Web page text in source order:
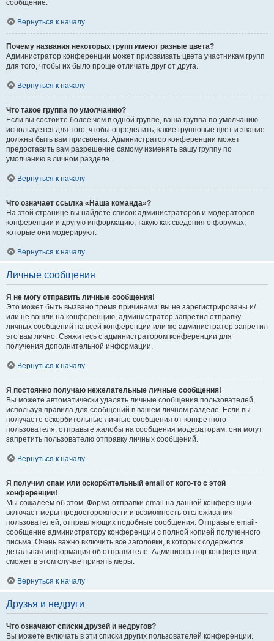
сообщение.
Вернуться к началу
Почему названия некоторых групп имеют разные цвета?
Администратор конференции может присваивать цвета участникам групп
для того, чтобы их было проще отличать друг от друга.
Вернуться к началу
Что такое группа по умолчанию?
Если вы состоите более чем в одной группе, ваша группа по умолчанию
используется для того, чтобы определить, какие групповые цвет и звание
должны быть вам присвоены. Администратор конференции может
предоставить вам разрешение самому изменять вашу группу по
умолчанию в личном разделе.
Вернуться к началу
Что означает ссылка «Наша команда»?
На этой странице вы найдёте список администраторов и модераторов
конференции и другую информацию, такую как сведения о форумах,
которые они модерируют.
Вернуться к началу
Личные сообщения
Я не могу отправить личные сообщения!
Это может быть вызвано тремя причинами: вы не зарегистрированы и/
или не вошли на конференцию, администратор запретил отправку
личных сообщений на всей конференции или же администратор запретил
это вам лично. Свяжитесь с администратором конференции для
получения дополнительной информации.
Вернуться к началу
Я постоянно получаю нежелательные личные сообщения!
Вы можете автоматически удалять личные сообщения пользователей,
используя правила для сообщений в вашем личном разделе. Если вы
получаете оскорбительные личные сообщения от конкретного
пользователя, отправьте жалобы на сообщения модераторам; они могут
запретить пользователю отправку личных сообщений.
Вернуться к началу
Я получил спам или оскорбительный email от кого-то с этой
конференции!
Мы сожалеем об этом. Форма отправки email на данной конференции
включает меры предосторожности и возможность отслеживания
пользователей, отправляющих подобные сообщения. Отправьте email-
сообщение администратору конференции с полной копией полученного
письма. Очень важно включить все заголовки, в которых содержится
детальная информация об отправителе. Администратор конференции
сможет в этом случае принять меры.
Вернуться к началу
Друзья и недруги
Что означают списки друзей и недругов?
Вы можете включать в эти списки других пользователей конференции.